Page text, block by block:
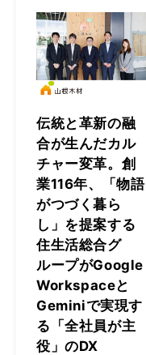
伝統と革新の融
合が生んだカル
チャー変革。創
業116年、「物語
がつづく暮ら
し」を提案する
住生活総合グ
ループがGoogle
Workspaceと
Geminiで実現す
る「全社員が主
役」のDX